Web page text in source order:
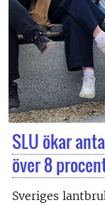
SLU ökar
över 8
Sveriges